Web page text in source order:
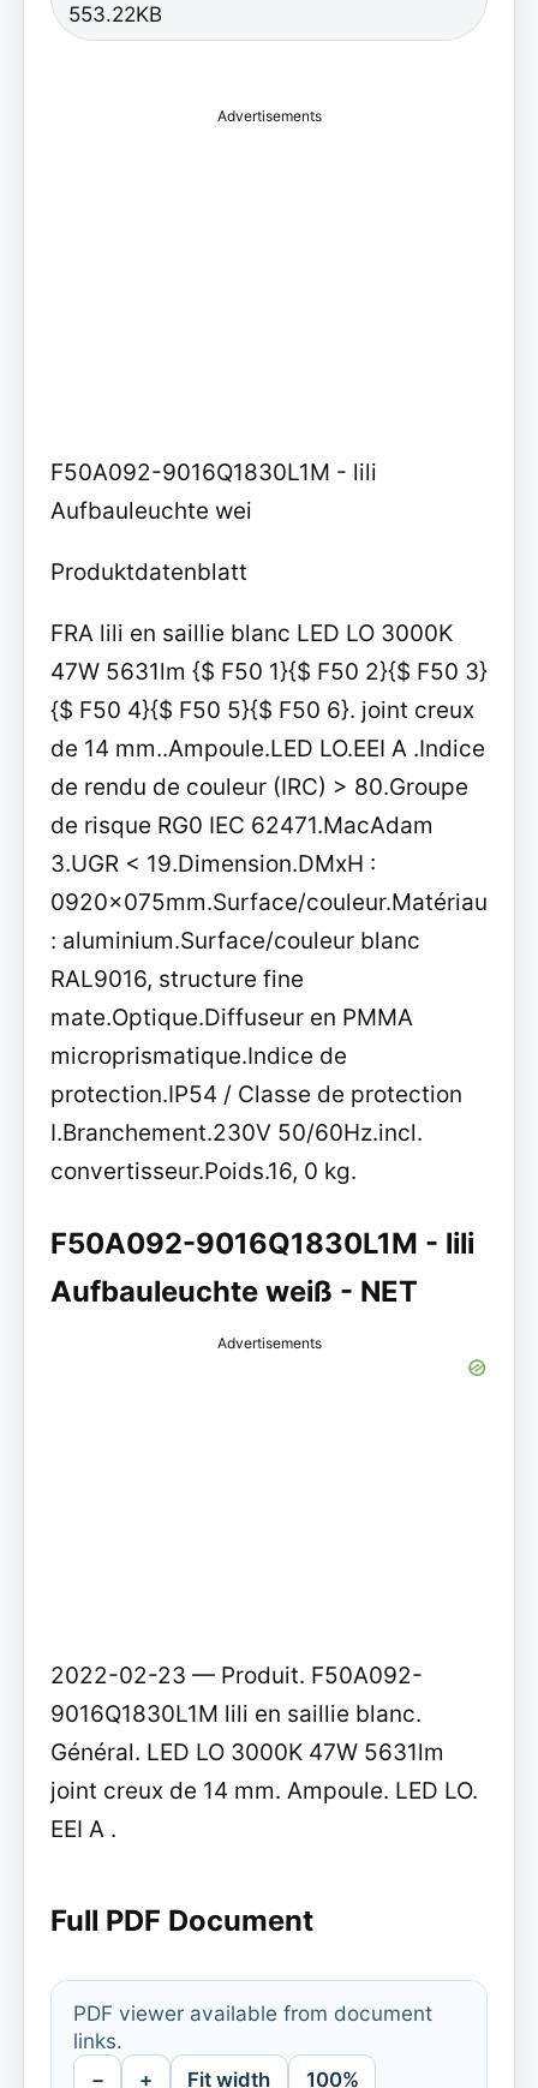
553.22KB
Advertisements
F50A092-9016Q1830L1M - lili
Aufbauleuchte wei
Produktdatenblatt
FRA lili en saillie blanc LED LO 3000K
47W 5631lm {$ F50 1}{$ F50 2}{$ F50 3}
{$ F50 4}{$ F50 5}{$ F50 6}. joint creux
de 14 mm..Ampoule.LED LO.EEI A .Indice
de rendu de couleur (IRC) > 80.Groupe
de risque RG0 IEC 62471.MacAdam
3.UGR < 19.Dimension.DMxH :
0920x075mm.Surface/couleur.Matériau
: aluminium.Surface/couleur blanc
RAL9016, structure fine
mate.Optique.Diffuseur en PMMA
microprismatique.Indice de
protection.IP54 / Classe de protection
I.Branchement.230V 50/60Hz.incl.
convertisseur.Poids.16, 0 kg.
F50A092-9016Q1830L1M - lili
Aufbauleuchte weiß - NET
Advertisements
2022-02-23 — Produit. F50A092-
9016Q1830L1M lili en saillie blanc.
Général. LED LO 3000K 47W 5631lm
joint creux de 14 mm. Ampoule. LED LO.
EEI A .
Full PDF Document
PDF viewer available from document
links.
− + Fit width 100%